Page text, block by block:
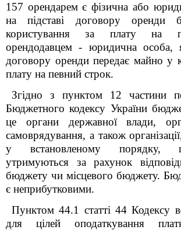
157 орендарем є фізична або
на підставі договору
користування за плату на
орендодавцем - юридична особа,
договору оренди передає майно у
плату на певний строк.
Згідно з пунктом 12 частини
Бюджетного кодексу України
це органи державної влади,
самоврядування, а також
у встановленому порядку,
утримуються за рахунок
бюджету чи місцевого бюджету.
є неприбутковими.
Пунктом 44.1 статті 44 Кодексу
для цілей оподаткування